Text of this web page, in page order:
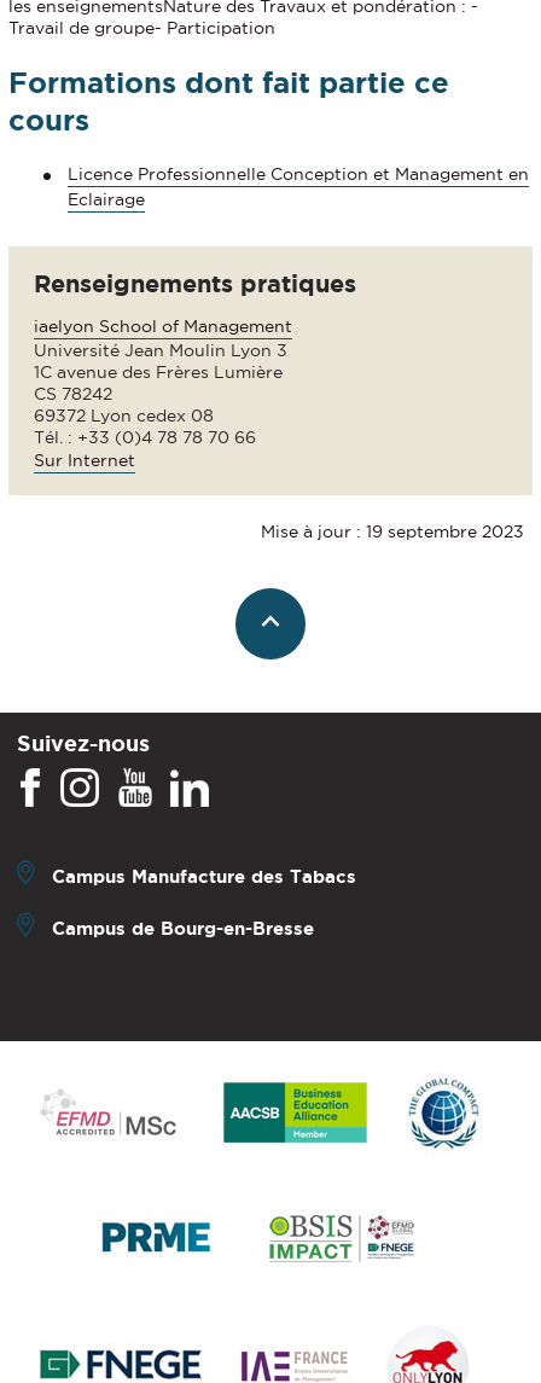
les enseignementsNature des Travaux et pondération : -
Travail de groupe- Participation
Formations dont fait partie ce
cours
Licence Professionnelle Conception et Management en
Eclairage
Renseignements pratiques
iaelyon School of Management
Université Jean Moulin Lyon 3
1C avenue des Frères Lumière
CS 78242
69372 Lyon cedex 08
Tél. : +33 (0)4 78 78 70 66
Sur Internet
Mise à jour : 19 septembre 2023
Suivez-nous
Campus Manufacture des Tabacs
Campus de Bourg-en-Bresse